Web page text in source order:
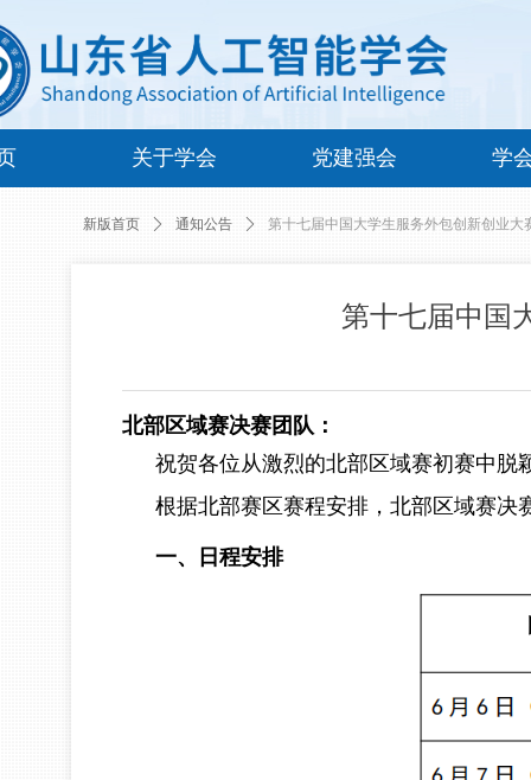
关于学会 党建强会 学
第十七届中国
北部区域赛决赛团队 ：
祝贺各位从激烈的北部区域赛初赛中脱
根据北部赛区赛程安排，北部区域赛决
一、日程安排
新版首页 ꄲ 通知公告 ꄲ 第十七届中国大学生服务外包创新创业大